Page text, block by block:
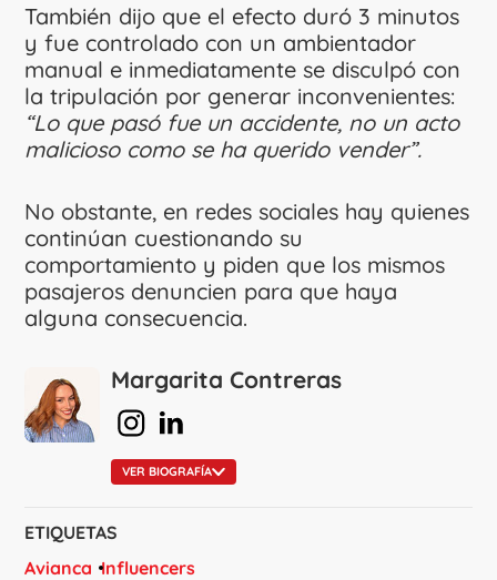
También dijo que el efecto duró 3 minutos
y fue controlado con un ambientador
manual e inmediatamente se disculpó con
la tripulación por generar inconvenientes:
“Lo que pasó fue un accidente, no un acto
malicioso como se ha querido vender”.
No obstante, en redes sociales hay quienes
continúan cuestionando su
comportamiento y piden que los mismos
pasajeros denuncien para que haya
alguna consecuencia.
Margarita Contreras
en Instagram
en Linkedin
VER BIOGRAFÍA
ETIQUETAS
Avianca Influencers